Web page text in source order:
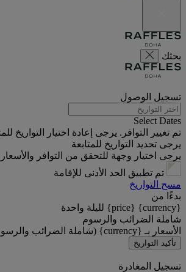
بحثك
تسجيل الوصول
Select Dates
تم تغيير التوافر. يرجى إعادة اختيار التواريخ
يرجى تحديد التواريخ للمتابعة
يرجى اختيار وجهة للتحقق من التوافر والأسعار
تم تطبيق الحد الأدنى للإقامة
مسح التواريخ
بدءًا من
{currency} {price} لليلة واحدة
شاملة الضرائب والرسوم
الأسعار بـ {currency} (شاملة الضرائب والرسوم)
تأكيد التواريخ
تسجيل المغادرة